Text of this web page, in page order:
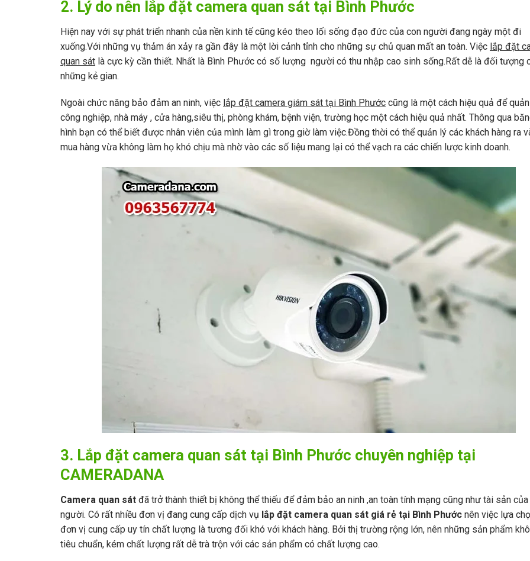
2. Lý do nên lắp đặt camera quan sát tại Bình Phước
Hiện nay với sự phát triển nhanh của nền kinh tế cũng kéo theo lối sống đạo đức của con người đang ngày một đi
xuống.Với những vụ thảm án xảy ra gần đây là một lời cảnh tỉnh cho những sự chủ quan mất an toàn. Việc lắp đặt
quan sát là cực kỳ cần thiết. Nhất là Bình Phước có số lượng người có thu nhập cao sinh sống.Rất dễ là đối tượng
những kẻ gian.
Ngoài chức năng bảo đảm an ninh, việc lắp đặt camera giám sát tại Bình Phước cũng là một cách hiệu quả để
công nghiệp, nhà máy , cửa hàng,siêu thị, phòng khám, bệnh viện, trường học một cách hiệu quả nhất. Thông qua
hình bạn có thể biết được nhân viên của mình làm gì trong giờ làm việc.Đồng thời có thể quản lý các khách hàng ra
mua hàng vừa không làm họ khó chịu mà nhờ vào các số liệu mang lại có thể vạch ra các chiến lược kinh doanh.
3. Lắp đặt camera quan sát tại Bình Phước chuyên nghiệp tại
CAMERADANA
Camera quan sát đã trở thành thiết bị không thể thiếu để đảm bảo an ninh ,an toàn tính mạng cũng như tài sản
người. Có rất nhiều đơn vị đang cung cấp dịch vụ lắp đặt camera quan sát giá rẻ tại Bình Phước nên việc lựa
đơn vị cung cấp uy tín chất lượng là tương đối khó với khách hàng. Bởi thị trường rộng lớn, nên những sản phẩm
tiêu chuẩn, kém chất lượng rất dễ trà trộn với các sản phẩm có chất lượng cao.